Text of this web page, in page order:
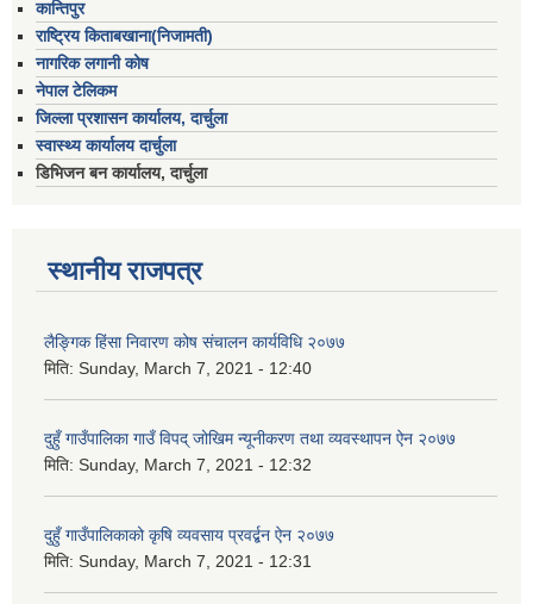
कान्तिपुर
राष्ट्रिय किताबखाना(निजामती)
नागरिक लगानी कोष
नेपाल टेलिकम
जिल्ला प्रशासन कार्यालय, दार्चुला
स्वास्थ्य कार्यालय दार्चुला
डिभिजन बन कार्यालय, दार्चुला
स्थानीय राजपत्र
लैङ्गिक हिंसा निवारण कोष संचालन कार्यविधि २०७७
मिति: Sunday, March 7, 2021 - 12:40
दुहुँ गाउँपालिका गाउँ विपद् जोखिम न्यूनीकरण तथा व्यवस्थापन ऐन २०७७
मिति: Sunday, March 7, 2021 - 12:32
दुहुँ गाउँपालिकाको कृषि व्यवसाय प्रवर्द्बन ऐन २०७७
मिति: Sunday, March 7, 2021 - 12:31